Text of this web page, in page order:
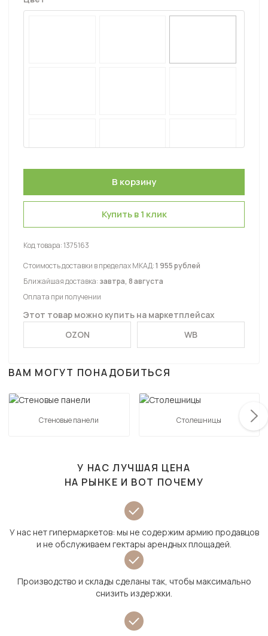
Купить в 1 клик
Код товара:1375163
Стоимость доставки в пределах МКАД:1 955 рублей
Ближайшая доставка: завтра, 8 августа
Оплата при получении
Этот товар можно купить на маркетплейсах
OZON
WB
ВАМ МОГУТ ПОНАДОБИТЬСЯ
Стеновые панели Столешницы
У НАС ЛУЧШАЯ ЦЕНА
НА РЫНКЕ И ВОТ ПОЧЕМУ
У нас нет гипермаркетов: мы не содержим армию продавцов
и не обслуживаем гектары арендных площадей.
Производство и склады сделаны так, чтобы максимально
снизить издержки.